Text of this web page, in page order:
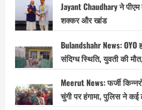
Jayant Chaudhary ने
शक्कर और खांड
Bulandshahr News:
संदिग्ध स्थिति, युवती की
Meerut News: फर्जी
चुंगी पर हंगामा, पुलिस ने कई